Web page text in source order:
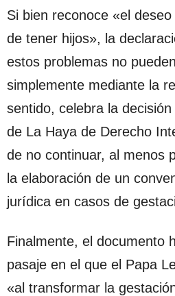
Si bien reconoce «el
de tener hijos», la
estos problemas no
simplemente mediante la
sentido, celebra la
de La Haya de Derecho
de no continuar, al menos
la elaboración de un
jurídica en casos de
Finalmente, el documento
pasaje en el que el Papa
«al transformar la